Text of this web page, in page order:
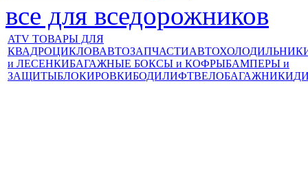
все для вседорожников
ATV ТОВАРЫ ДЛЯ
КВАДРОЦИКЛОВАВТОЗАПЧАСТИ
и ЛЕСЕНКИБАГАЖНЫЕ БОКСЫ и КОФРЫБАМПЕРЫ и
ЗАЩИТЫБЛОКИРОВКИБОДИЛИФТВЕЛОБАГАЖНИКИ